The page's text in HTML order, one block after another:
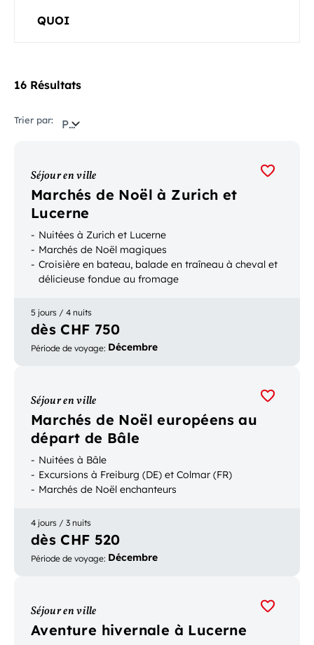
QUOI
16 Résultats
Trier par: Pertinence
Séjour en ville
Marchés de Noël à Zurich et
Lucerne
Nuitées à Zurich et Lucerne
Marchés de Noël magiques
Croisière en bateau, balade en traîneau à cheval et
délicieuse fondue au fromage
5 jours / 4 nuits
dès CHF 750
Période de voyage: Décembre
Séjour en ville
Marchés de Noël européens au
départ de Bâle
Nuitées à Bâle
Excursions à Freiburg (DE) et Colmar (FR)
Marchés de Noël enchanteurs
4 jours / 3 nuits
dès CHF 520
Période de voyage: Décembre
Séjour en ville
Aventure hivernale à Lucerne